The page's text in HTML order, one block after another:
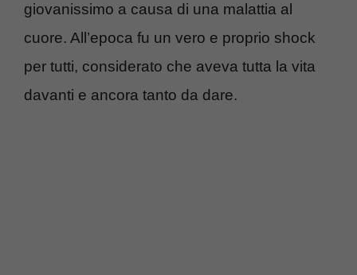
giovanissimo a causa di una malattia al
cuore. All’epoca fu un vero e proprio shock
per tutti, considerato che aveva tutta la vita
davanti e ancora tanto da dare.